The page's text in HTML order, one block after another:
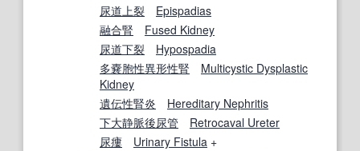
尿道上裂
Epispadias
融合腎
Fused Kidney
尿道下裂
Hypospadia
多嚢胞性異形性腎
Multicystic Dysplastic
Kidney
遺伝性腎炎
Hereditary Nephritis
下大静脈後尿管
Retrocaval Ureter
尿瘻
Urinary Fistula +